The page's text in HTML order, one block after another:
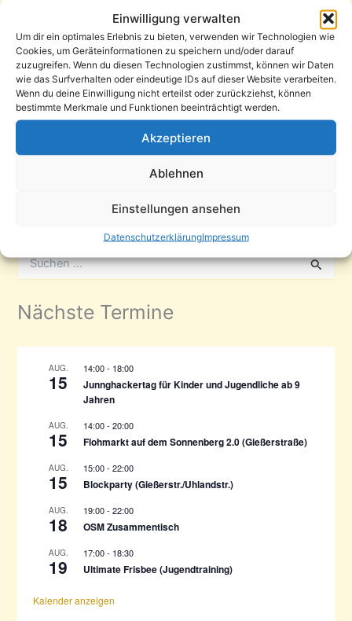
Einwilligung verwalten
Um dir ein optimales Erlebnis zu bieten, verwenden wir Technologien wie
Cookies, um Geräteinformationen zu speichern und/oder darauf
zuzugreifen. Wenn du diesen Technologien zustimmst, können wir Daten
wie das Surfverhalten oder eindeutige IDs auf dieser Website verarbeiten.
Wenn du deine Einwilligung nicht erteilst oder zurückziehst, können
bestimmte Merkmale und Funktionen beeinträchtigt werden.
Akzeptieren
Ablehnen
Einstellungen ansehen
DatenschutzerklärungImpressum
←Zurück 1 2
S
e
n
Nächste Termine
AUG.
15
14:00- 18:00
Junnghackertag für Kinder und Jugendliche ab 9
Jahren
AUG.
15
14:00-20:00
Flohmarkt auf dem Sonnenberg 2.0 (Gießerstraße)
AUG.
15
15:00-22:00
Blockparty (Gießerstr./Uhlandstr.)
AUG.
18
19:00-22:00
OSM Zusammentisch
AUG.
19
17:00- 18:30
Ultimate Frisbee (Jugendtraining)
Kalender anzeigen